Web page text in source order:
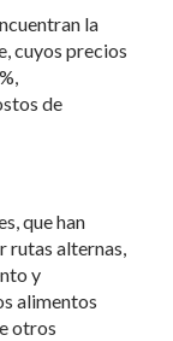
la
cuyos precios
de
que han
rutas alternas,
y
alimentos
otros